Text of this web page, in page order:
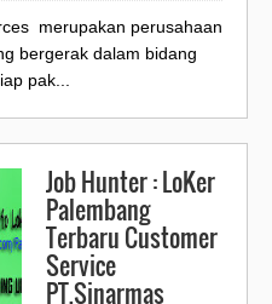
merupakan perusahaan
bergerak dalam bidang
pak...
Job Hunter : LoKer
Palembang
Terbaru Customer
Service
PT.Sinarmas